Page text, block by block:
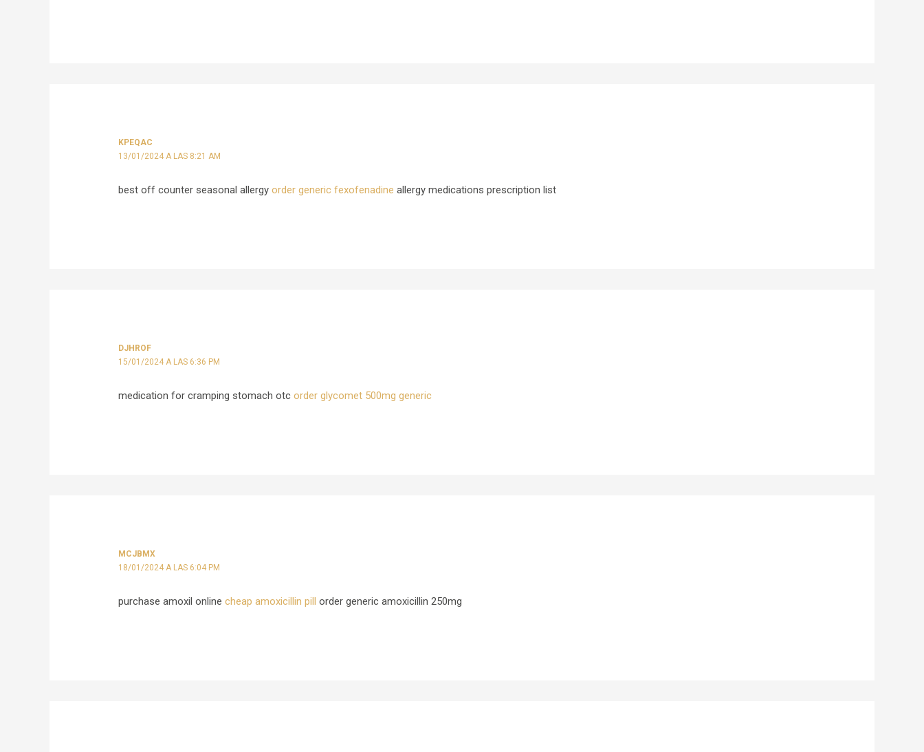
KPEQAC
13/01/2024 A LAS 8:21 AM
best off counter seasonal allergyorder generic fexofenadine allergy medications prescription list
DJHROF
15/01/2024 A LAS 6:36 PM
medication for cramping stomach otcorder glycomet 500mg generic
MCJBMX
18/01/2024 A LAS 6:04 PM
purchase amoxil onlinecheap amoxicillin pill order generic amoxicillin 250mg